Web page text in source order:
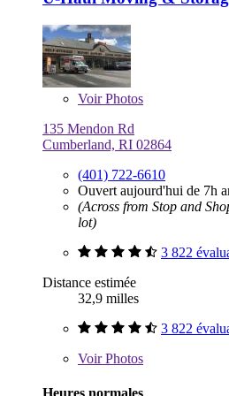
VoirPhotos
135 Mendon Rd
Cumberland, RI 02864
(401) 722-6610
Ouvert aujourd'hui de 7h
(Across from Stop and
lot)
3 822
Distance estimée
32,9 milles
3 822
VoirPhotos